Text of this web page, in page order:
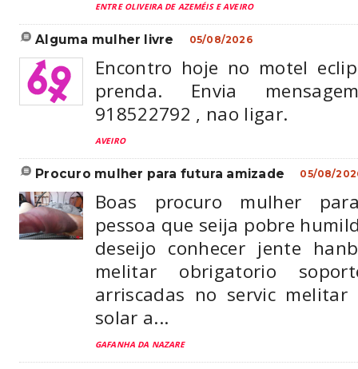
ENTRE OLIVEIRA DE AZEMÉIS E AVEIRO
alguma mulher livre 05/08/2026
Encontro hoje no motel
prenda. Envia
918522792 , nao ligar.
AVEIRO
procuro mulher para futura amizade 05/08/
Boas procuro mulher
pessoa que seija pobre
deseijo conhecer jente
melitar obrigatorio
arriscadas no servic
solar a...
GAFANHA DA NAZARE